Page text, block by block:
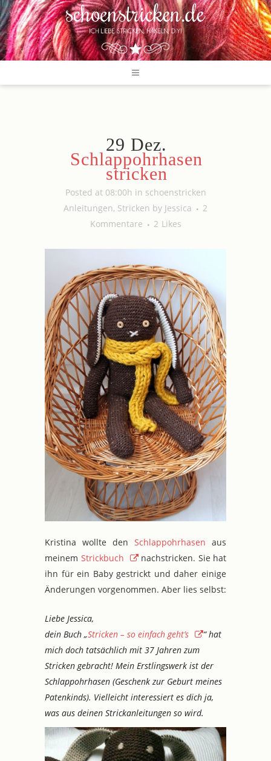
29 Dez.
Schlappohrhasen
stricken
Posted at 08:00h in schoenstricken
Anleitungen, Stricken by Jessica
2
Kommentare
2 Likes
Kristina wollte den Schlappohrhasen aus
meinem Strickbuch
nachstricken. Sie hat
ihn für ein Baby gestrickt und daher einige
Änderungen vorgenommen. Aber lies selbst:
Liebe Jessica,
dein Buch „Stricken – so einfach geht’s
“ hat
mich doch tatsächlich mit 37 Jahren zum
Stricken gebracht! Mein Erstlingswerk ist der
Schlappohrhasen (Geschenk zur Geburt meines
Patenkinds). Vielleicht interessiert es dich ja,
was aus deinen Strickanleitungen so wird.